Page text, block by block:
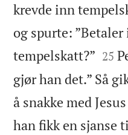
krevde inn
og spurte:
tempelskatt?” 

25
gjør han det.” Så
å snakke med
han fikk en sjanse